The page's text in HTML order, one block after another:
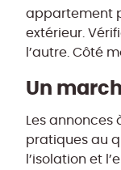
appartement
extérieur.
l’autre. Côté
Un
Les annonces
pratiques au
l’isolation et